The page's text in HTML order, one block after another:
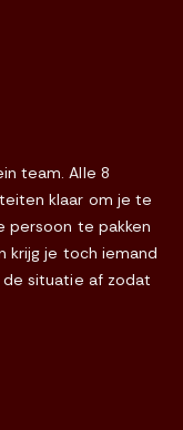
team. Alle 8
klaar om je te
persoon te pakken
krijg je toch iemand
de situatie af zodat